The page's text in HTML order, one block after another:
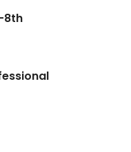
8th